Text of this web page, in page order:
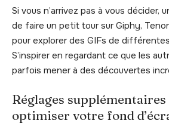
Si vous n’arrivez pas à vous décider,
de faire un petit tour sur Giphy,
pour explorer des GIFs de
S’inspirer en regardant ce que les
parfois mener à des découvertes
Réglages
optimiser votre fond